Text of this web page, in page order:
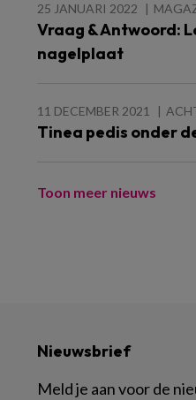
25 JANUARI 2022
Vraag & Antwoord:
nagelplaat
11 DECEMBER 2021
Tinea pedis onder
Toon meer nieuws
Nieuwsbrief
Meld je aan voor de